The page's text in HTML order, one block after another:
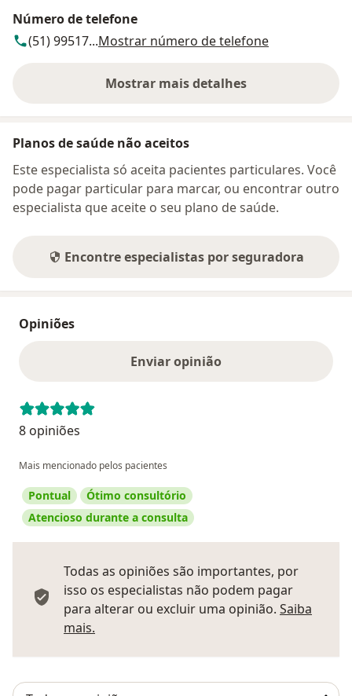
Número de telefone
(51) 99517...Mostrar número de telefone
Mostrar mais detalhes
sobre o endereço
Planos de saúde não aceitos
Este especialista só aceita pacientes particulares. Você
pode pagar particular para marcar, ou encontrar outro
especialista que aceite o seu plano de saúde.
Encontre especialistas por seguradora
Opiniões
Enviar opinião
8 opiniões
Mais mencionado pelos pacientes
Pontual
Ótimo consultório
Atencioso durante a consulta
Todas as opiniões são importantes, por
isso os especialistas não podem pagar
para alterar ou excluir uma opinião. Saiba
mais.